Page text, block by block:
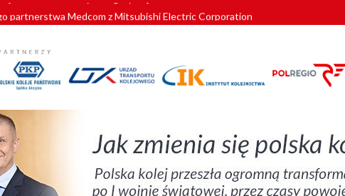
partnerstwa Medcom z Mitsubishi Electric Corporation
znów szuka dostawcy nowych EZT
kolejowych w północnej Wielkopolsce. Łatwiejsze dojazdy do pracy i szkoły
nowe standardy kategoryzacji dworców